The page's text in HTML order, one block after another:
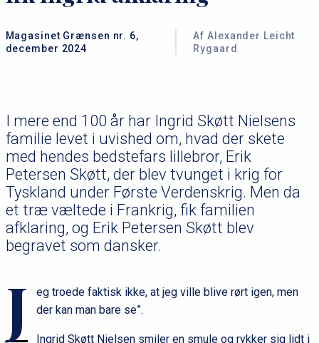
Magasinet Grænsen nr. 6,
december 2024
Af Alexander Leicht
Rygaard
I mere end 100 år har Ingrid Skøtt Nielsens
familie levet i uvished om, hvad der skete
med hendes bedstefars lillebror, Erik
Petersen Skøtt, der blev tvunget i krig for
Tyskland under Første Verdenskrig. Men da
et træ væltede i Frankrig, fik familien
afklaring, og Erik Petersen Skøtt blev
begravet som dansker.
J
eg troede faktisk ikke, at jeg ville blive rørt igen, men
der kan man bare se”.
Ingrid Skøtt Nielsen smiler en smule og rykker sig lidt i